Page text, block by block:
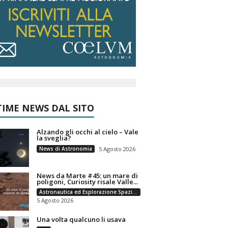
NEWS DAL SITO
Alzando gli occhi al cielo – Vale
la sveglia?
News di Astronomia 5 Agosto 2026
News da Marte #45: un mare di
poligoni, Curiosity risale Valle...
Astronautica ed Esplorazione Spaziale
5 Agosto 2026
Una volta qualcuno li usava